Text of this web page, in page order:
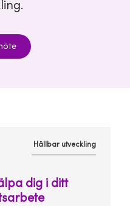
Hållbar utveckling
dig i ditt